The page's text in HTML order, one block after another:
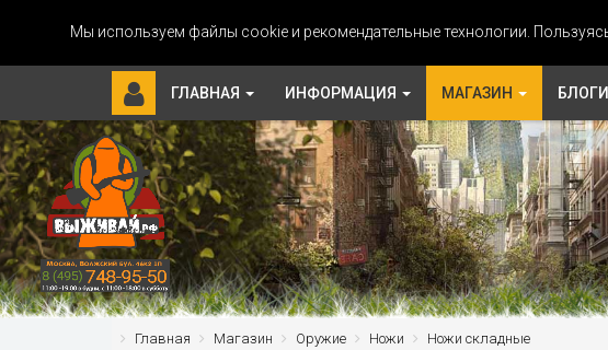
Мы используем файлы cookie и рекомендательные технологии.
ГЛАВНАЯ ИНФОРМАЦИЯ МАГАЗИН БЛОГИ
Главная Магазин Оружие Ножи Ножи складные